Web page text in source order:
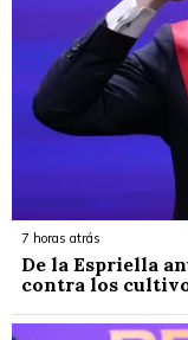
7 horas atrás
De la Espriella
contra los